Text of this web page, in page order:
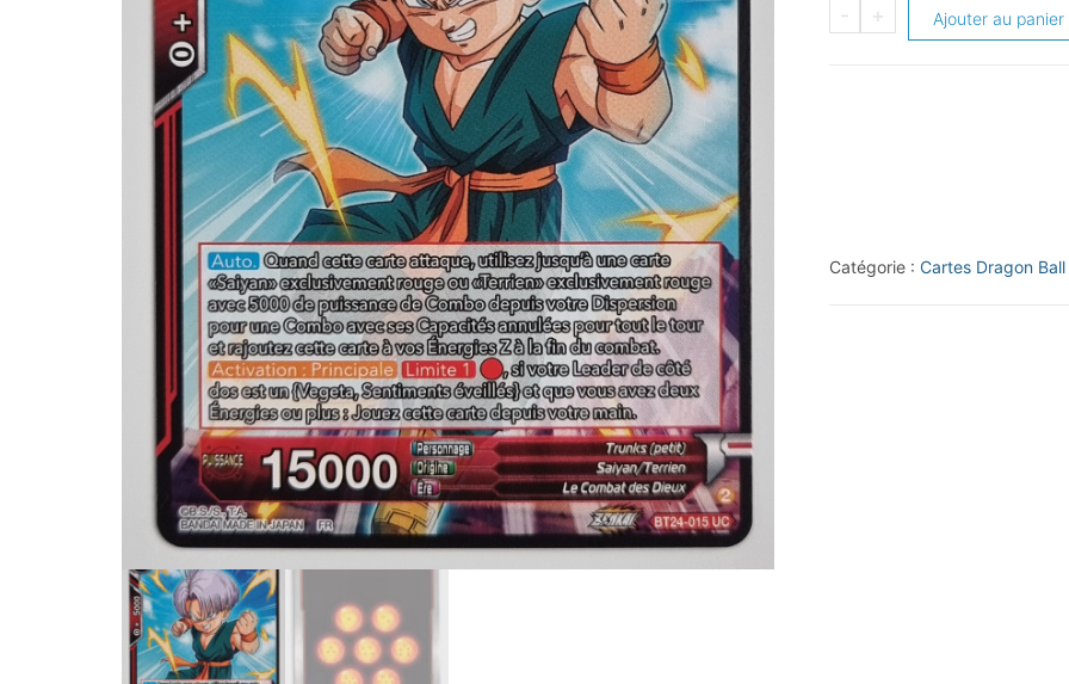
-
quantité
Generations
+ Ajouter au panier
Catégorie : Cartes Dragon Ball